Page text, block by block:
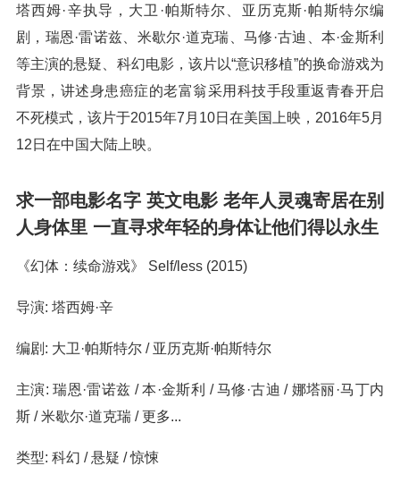
塔西姆·辛执导，大卫·帕斯特尔、亚历克斯·帕斯特尔编
剧，瑞恩·雷诺兹、米歇尔·道克瑞、马修·古迪、本·金斯利
等主演的悬疑、科幻电影，该片以“意识移植”的换命游戏为
背景，讲述身患癌症的老富翁采用科技手段重返青春开启
不死模式，该片于2015年7月10日在美国上映，2016年5月
12日在中国大陆上映。
求一部电影名字 英文电影 老年人灵魂寄居在别
人身体里 一直寻求年轻的身体让他们得以永生
《幻体：续命游戏》 Self/less (2015)
导演: 塔西姆·辛
编剧: 大卫·帕斯特尔 / 亚历克斯·帕斯特尔
主演: 瑞恩·雷诺兹 / 本·金斯利 / 马修·古迪 / 娜塔丽·马丁内
斯 / 米歇尔·道克瑞 / 更多...
类型: 科幻 / 悬疑 / 惊悚